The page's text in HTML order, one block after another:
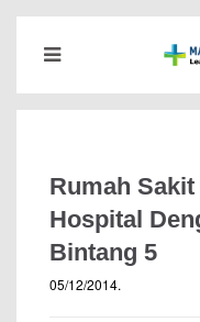
Rumah
Hospital
Bintang 5
05/12/2014.